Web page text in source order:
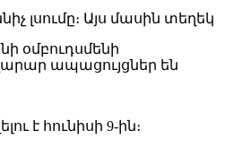
լսումը։ Այս մասին տեղեկ
օմբուդսմենի
ապացույցներ են
է հունիսի 9-ին։